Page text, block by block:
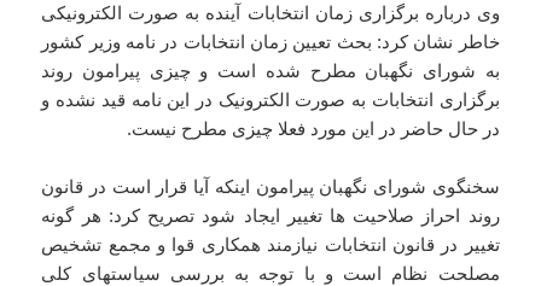
وی درباره برگزاری زمان انتخابات آینده به صورت الکترونیکی
خاطر نشان کرد: بحث تعیین زمان انتخابات در نامه وزیر کشور
به شورای نگهبان مطرح شده است و چیزی پیرامون روند
برگزاری انتخابات به صورت الکترونیک در این نامه قید نشده و
در حال حاضر در این مورد فعلا چیزی مطرح نیست.
سخنگوی شورای نگهبان پیرامون اینکه آیا قرار است در قانون
روند احراز صلاحیت ها تغییر ایجاد شود تصریح کرد: هر گونه
تغییر در قانون انتخابات نیازمند همکاری قوا و مجمع تشخیص
مصلحت نظام است و با توجه به بررسی سیاستهای کلی